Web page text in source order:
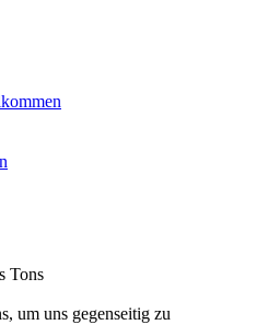
Tons
um uns gegenseitig zu